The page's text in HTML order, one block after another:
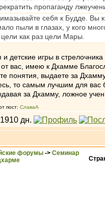
пропаганду
себя к Будде. Вы
пыли в глазах, у кого
как раз цели Мары.
и детские игры в
от вас, имею к Дхамме
понятия, выдаете за
то самым лучшим для вас
за Дхамму, ложное
пост: СлаваА
форумы -> Семинар